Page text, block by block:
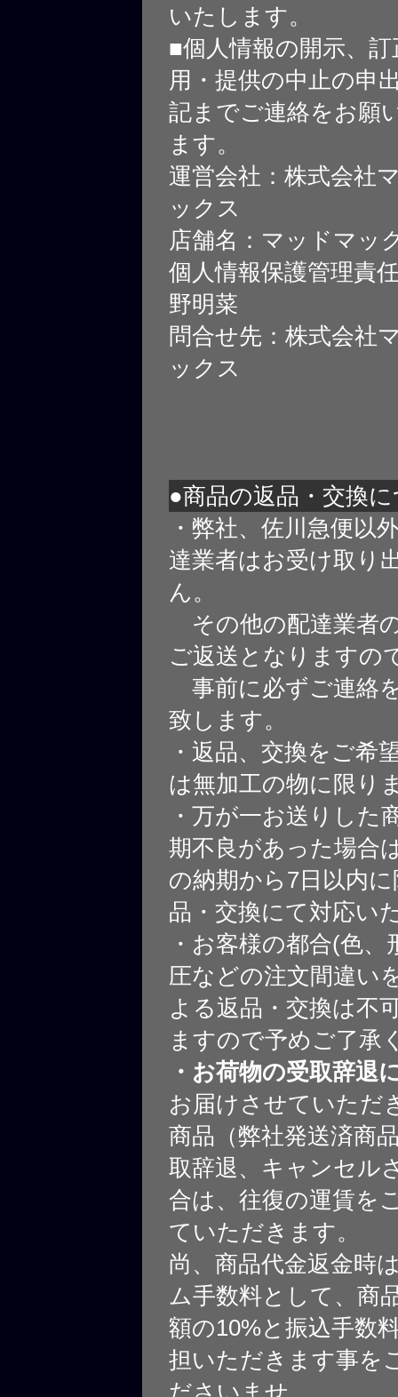
いたします。
■個人情報の開示、
用・提供の中止の申
記までご連絡をお願
ます。
運営会社：株式会社
ックス
店舗名：マッドマッ
個人情報保護管理責
野明菜
問合せ先：株式会社
ックス
●商品の返品・交換
・弊社、佐川急便以
達業者はお受け取り
ん。
その他の配達業者
ご返送となりますの
事前に必ずご連絡
致します。
・返品、交換をご希
は無加工の物に限り
・万が一お送りした
期不良があった場合
の納期から7日以内
品・交換にて対応い
・お客様の都合(色、
圧などの注文間違い
よる返品・交換は不
ますので予めご了承
・お荷物の受取辞退
お届けさせていただ
商品（弊社発送済商
取辞退、キャンセル
合は、往復の運賃を
ていただきます。
尚、商品代金返金時
ム手数料として、商
額の10%と振込手数
担いただきます事を